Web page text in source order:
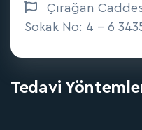
Çırağan
Sokak No: 4 - 6
Tedavi